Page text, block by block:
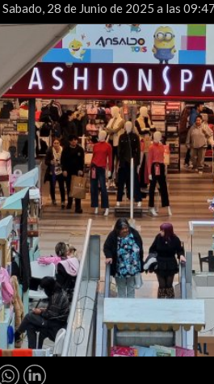
Sabado, 28 de Junio de 2025 a las